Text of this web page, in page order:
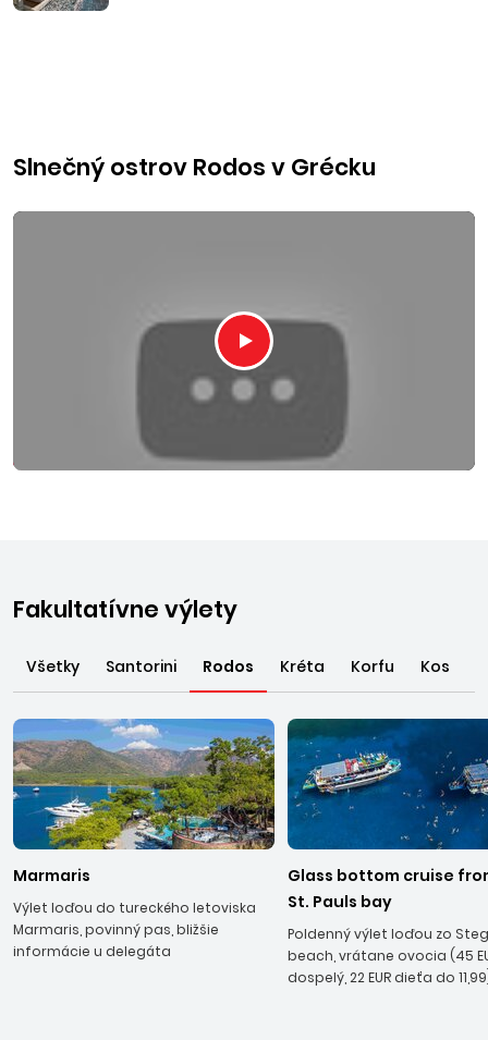
Slnečný ostrov Rodos v Grécku
Fakultatívne výlety
Všetky Santorini Rodos Kréta Korfu Kos
Marmaris
Výlet loďou do tureckého letoviska
Marmaris, povinný pas, bližšie
informácie u delegáta
Glass bottom cruise
St. Pauls bay
Poldenný výlet loďou zo
beach, vrátane ovocia (45
dospelý, 22 EUR dieťa do